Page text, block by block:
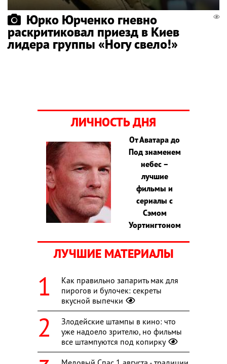
Юрко Юрченко гневно
раскритиковал приезд в Киев
лидера группы «Ногу свело!»
ЛИЧНОСТЬ ДНЯ
От Аватара до
Под знаменем
небес –
лучшие
фильмы и
сериалы с
Сэмом
Уортингтоном
ЛУЧШИЕ МАТЕРИАЛЫ
Как правильно запарить мак для
пирогов и булочек: секреты
вкусной выпечки
Злодейские штампы в кино: что
уже надоело зрителю, но фильмы
все штампуются под копирку